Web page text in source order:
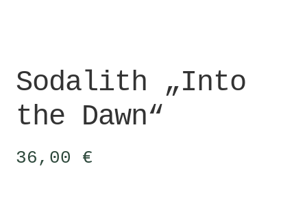
Sodalith „Into
the Dawn“
36,00 €